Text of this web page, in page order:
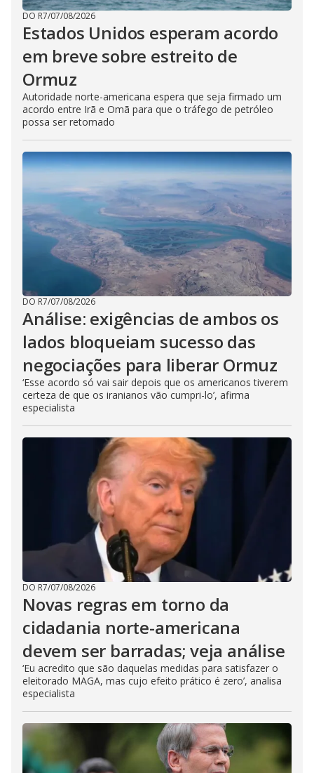
DO R7/07/08/2026
Estados Unidos esperam acordo
em breve sobre estreito de
Ormuz
Autoridade norte-americana espera que seja firmado um
acordo entre Irã e Omã para que o tráfego de petróleo
possa ser retomado
DO R7/07/08/2026
Análise: exigências de ambos os
lados bloqueiam sucesso das
negociações para liberar Ormuz
‘Esse acordo só vai sair depois que os americanos tiverem
certeza de que os iranianos vão cumpri-lo’, afirma
especialista
DO R7/07/08/2026
Novas regras em torno da
cidadania norte-americana
devem ser barradas; veja análise
‘Eu acredito que são daquelas medidas para satisfazer o
eleitorado MAGA, mas cujo efeito prático é zero’, analisa
especialista